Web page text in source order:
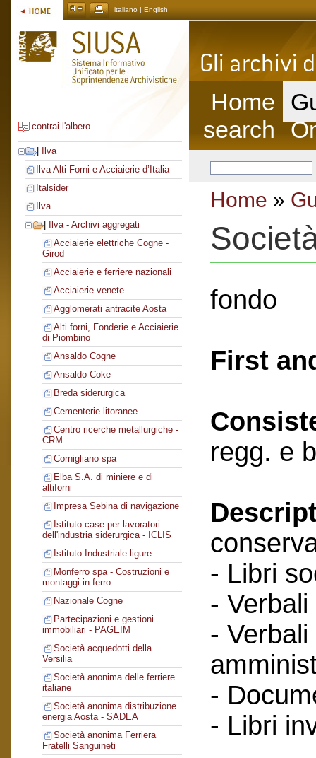
italiano | English
contrai l'albero
Ilva
Ilva Alti Forni e Acciaierie d’Italia
Italsider
Ilva
Ilva - Archivi aggregati
Acciaierie elettriche Cogne -
Girod
Acciaierie e ferriere nazionali
Acciaierie venete
Agglomerati antracite Aosta
Alti forni, Fonderie e Acciaierie
di Piombino
Ansaldo Cogne
Ansaldo Coke
Breda siderurgica
Cementerie litoranee
Centro ricerche metallurgiche -
CRM
Cornigliano spa
Elba S.A. di miniere e di
altiforni
Impresa Sebina di navigazione
Istituto case per lavoratori
dell'industria siderurgica - ICLIS
Istituto Industriale ligure
Monferro spa - Costruzioni e
montaggi in ferro
Nazionale Cogne
Partecipazioni e gestioni
immobiliari - PAGEIM
Società acquedotti della
Versilia
Società anonima delle ferriere
italiane
Società anonima distribuzione
energia Aosta - SADEA
Società anonima Ferriera
Fratelli Sanguineti
Home
search
Home »
fondo
First
regg. e
- Libri
-
-
-
- Libri